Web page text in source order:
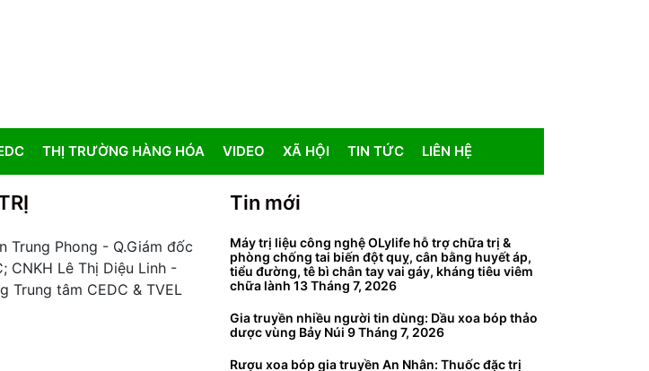
THỊ TRƯỜNG HÀNG HÓA VIDEO XÃ HỘI TIN TỨC LIÊN HỆ
Trung Phong - Q.Giám đốc
CNKH Lê Thị Diệu Linh -
Trung tâm CEDC & TVEL
Tin mới
Máy trị liệu công nghệ OLylife hỗ trợ chữa trị &
phòng chống tai biến đột quỵ, cân bằng huyết áp,
tiểu đường, tê bì chân tay vai gáy, kháng tiêu viêm
chữa lành 13 Tháng 7, 2026
Gia truyền nhiều người tin dùng: Dầu xoa bóp thảo
dược vùng Bảy Núi 9 Tháng 7, 2026
Rượu xoa bóp gia truyền An Nhân: Thuốc đặc trị